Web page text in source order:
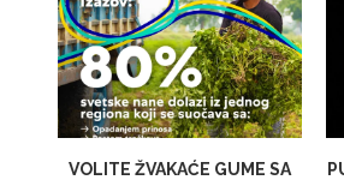
VOLITE ŽVAKAĆE GUME SA